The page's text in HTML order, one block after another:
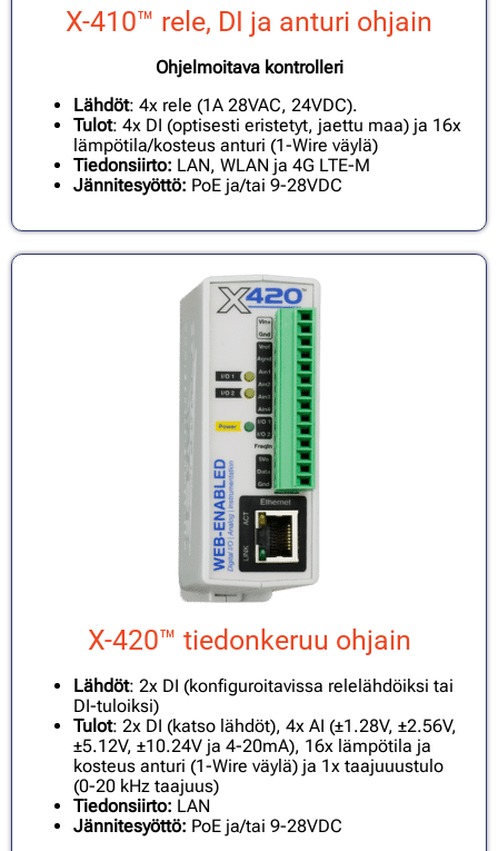
X-410™ rele, DI ja anturi ohjain
Ohjelmoitava kontrolleri
Lähdöt: 4x rele (1A 28VAC, 24VDC).
Tulot: 4x DI (optisesti eristetyt, jaettu maa) ja 16x
lämpötila/kosteus anturi (1-Wire väylä)
Tiedonsiirto: LAN, WLAN ja 4G LTE-M
Jännitesyöttö: PoE ja/tai 9-28VDC
X-420™ tiedonkeruu ohjain
Lähdöt: 2x DI (konfiguroitavissa relelähdöiksi tai
DI-tuloiksi)
Tulot: 2x DI (katso lähdöt), 4x AI (±1.28V, ±2.56V,
±5.12V, ±10.24V ja 4-20mA), 16x lämpötila ja
kosteus anturi (1-Wire väylä) ja 1x taajuuustulo
(0-20 kHz taajuus)
Tiedonsiirto: LAN
Jännitesyöttö: PoE ja/tai 9-28VDC